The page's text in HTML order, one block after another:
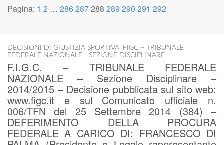
Pagina: 1 2 … 286287288 289 290 291 292
DECISIONI DI GIUSTIZIA SPORTIVA, FIGC – TRIBUNALE
FEDERALE NAZIONALE - SEZIONE DISCIPLINARE
F.I.G.C. – TRIBUNALE FEDERALE
NAZIONALE – Sezione Disciplinare –
2014/2015 – Decisione pubblicata sul sito web:
www.figc.it e sul Comunicato ufficiale n.
006/TFN del 25 Settembre 2014 (384) –
DEFERIMENTO DELLA PROCURA
FEDERALE A CARICO DI: FRANCESCO DI